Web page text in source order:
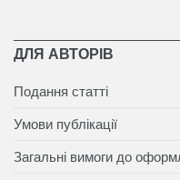
ДЛЯ АВТОРІВ
Подання статті
Умови публікації
Загальні вимоги до